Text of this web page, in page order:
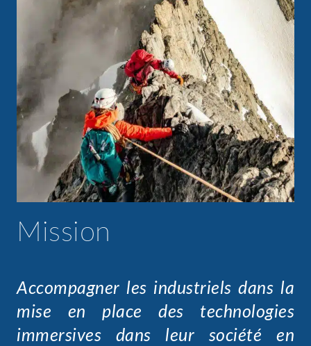
Mission
Accompagner les industriels dans la
mise en place des technologies
immersives dans leur société en